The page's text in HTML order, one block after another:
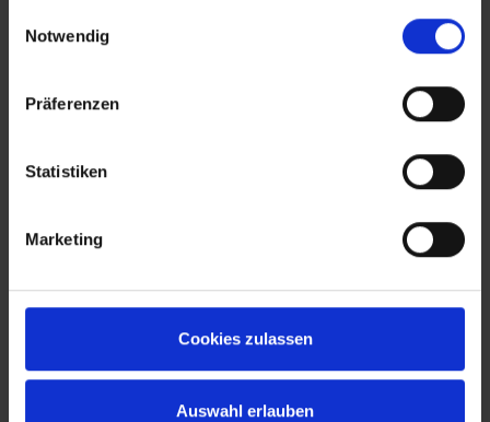
Notwendig
Präferenzen
Statistiken
Marketing
Cookies zulassen
Auswahl erlauben